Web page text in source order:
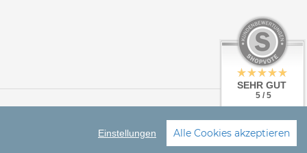
© CORALLI seit 2023
Einstellungen Alle Cookies akzeptieren
SEHR GUT
5 / 5
bei: google.de